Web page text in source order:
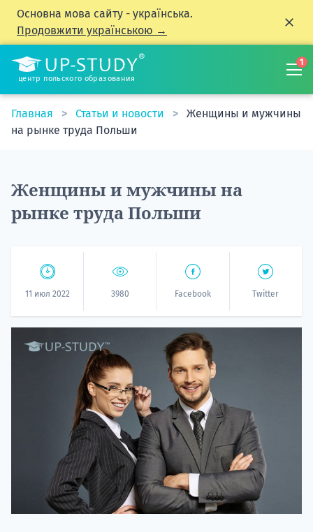
Основна мова сайту - українська.
Продовжити українською →
центр польского образования
1
Главная Статьи и новости
Женщины и мужчины
на рынке труда Польши
Женщины и мужчины на
рынке труда Польши
11 июл 2022 3980 Facebook Twitter